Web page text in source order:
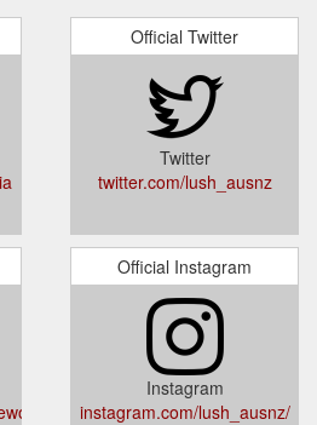
Official Twitter
Twitter
twitter.com/lush_ausnz
Official Instagram
Instagram
instagram.com/lush_ausnz/